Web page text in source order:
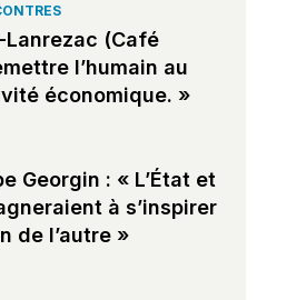
Lanrezac (Café
l’humain au
économique. »
Georgin : « L’État et
à s’inspirer
de l’autre »